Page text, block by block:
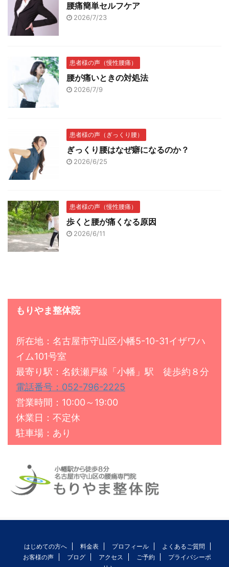
腰痛簡単セルフケア
2026/7/23
患者様の声（慢性腰痛）
腰が痛いときの対処法
2026/7/9
患者様の声（ぎっくり腰）
ぎっくり腰はなぜ癖になるのか？
2026/6/25
患者様の声（慢性腰痛）
歩くと腰が痛くなる原因
2026/6/11
もりやま整体院
所在地：名古屋市守山区小幡5-10-31イザワハ
イム101号室
最寄り駅：名鉄瀬戸線「小幡」駅 徒歩約８分
電話番号：052-796-2225
営業時間：10:00～19:00
休業日：不定休
駐車場：あり
はじめての方へ 料金表 プロフィール
よくあるご質問
お客様の声
ブログ アクセス ご予約
プライバシーポ